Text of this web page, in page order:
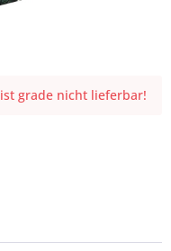
grade nicht lieferbar!